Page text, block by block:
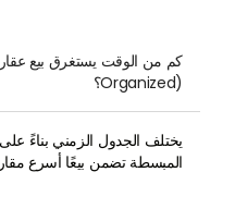
Organized)؟
يختلف الجدول الزمني بناءً
المبسطة تضمن بيعًا أسرع